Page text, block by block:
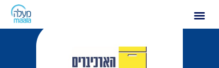
הארכיברים